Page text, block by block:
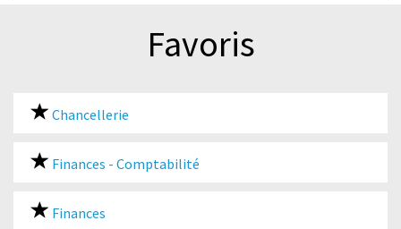
Favoris
Chancellerie
Finances - Comptabilité
Finances